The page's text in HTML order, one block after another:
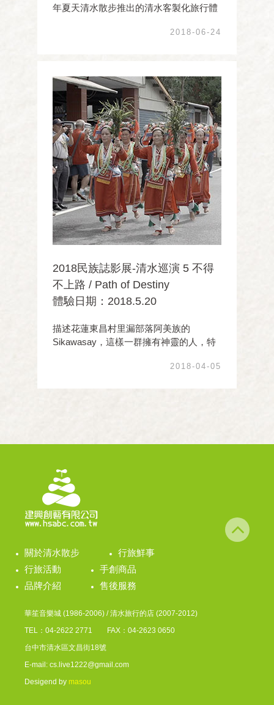
年夏天清水散步推出的清水客製化旅行體
從東邊的大肚山丘陵台地、穿越平原，至
族群在此開墾耕耘 ...
2018-06-24
2018民族誌影展-清水巡演 5 不得
不上路 / Path of Destiny
體驗日期：2018.5.20
描述花蓮東昌村里漏部落阿美族的
Sikawasay，這樣一群擁有神靈的人，特
傳統祭儀，在終日與群靈互動的生活中，
2018-04-05
關於清水散步
行旅鮮事
行旅活動
手創商品
品牌介紹
售後服務
華笙音樂城 (1986-2006) / 清水旅行的店 (2007-2012)
TEL：04-2622 2771 FAX：04-2623 0650
台中市清水區文昌街18號
E-mail: cs.live1222@gmail.com
Desigend by masou